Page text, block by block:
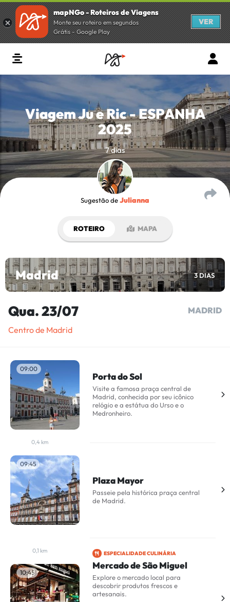
mapNGo - Roteiros de Viagens
Monte seu roteiro em segundos
Grátis - Google Play
VER
Viagem Ju e Ric - ESPANHA
2025
7 dias
Sugestão deJulianna
ROTEIRO MAPA
Madrid 3 DIAS
Qua. 23/07
MADRID
Centro de Madrid
09:00
Porta do Sol
Visite a famosa praça central de
Madrid, conhecida por seu icônico
relógio e a estátua do Urso e o
Medronheiro.
0,4 km
09:45
Plaza Mayor
Passeie pela histórica praça central
de Madrid.
0,1 km
10:45
ESPECIALIDADE CULINÁRIA
Mercado de São Miguel
Explore o mercado local para
descobrir produtos frescos e
artesanais.